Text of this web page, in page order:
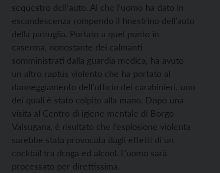
sequestro dell’auto. Al che l’uomo ha dato in
escandescenza rompendo il finestrino dell’auto
della pattuglia. Portato a quel punto in
caserma, nonostante dei calmanti
somministrati dalla guardia medica, ha avuto
un altro raptus violento che ha portato al
danneggiamento dell’ufficio dei carabinieri, uno
dei quali è stato colpito alla mano. Dopo una
visita al Centro di igiene mentale di Borgo
Valsugana, è risultato che l’esplosione violenta
sarebbe stata provocata dagli effetti di un
cocktail tra droga ed alcool. L’uomo sarà
processato per direttissima.